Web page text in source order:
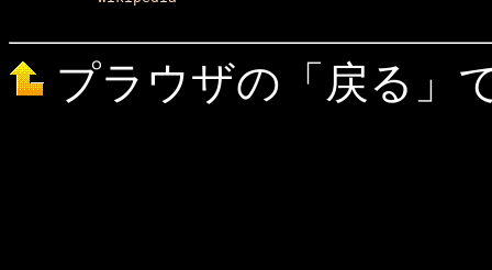
プラウザの「戻る」